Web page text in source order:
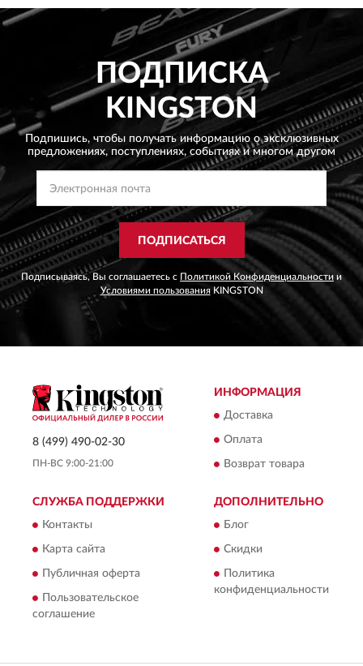
ПОДПИСКА
KINGSTON
Подпишись, чтобы получать информацию о эксклюзивных
предложениях, поступлениях, событиях и многом другом
ПОДПИСАТЬСЯ
Подписываясь, Вы соглашаетесь с Политикой Конфиденциальности и
Условиями пользованияKINGSTON
8 (499) 490-02-30
ПН-ВС 9:00-21:00
ИНФОРМАЦИЯ
Доставка
Оплата
Возврат товара
СЛУЖБА ПОДДЕРЖКИ
Контакты
Карта сайта
Публичная оферта
Пользовательское
соглашение
ДОПОЛНИТЕЛЬНО
Блог
Скидки
Политика
конфиденциальности